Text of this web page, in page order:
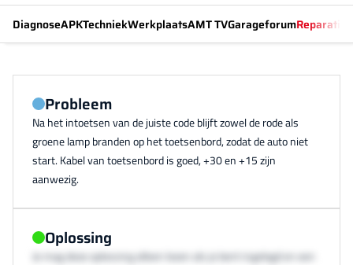
DiagnoseAPKTechniekWerkplaatsAMT TVGarageforum
Probleem
Na het intoetsen van de juiste code blijft zowel de rode als
groene lamp branden op het toetsenbord, zodat de auto niet
start. Kabel van toetsenbord is goed, +30 en +15 zijn
aanwezig.
Oplossing
Je mag deze oplossing alleen lezen als je bent ingelogd en een